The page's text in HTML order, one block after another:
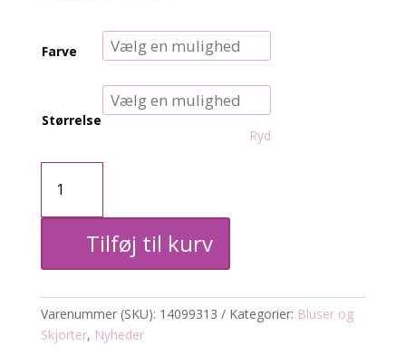
Farve
Størrelse
Ryd
Bluse
basic
Tilføj til kurv
Varenummer (SKU): 14099313 Kategorier: Bluser og
Skjorter, Nyheder